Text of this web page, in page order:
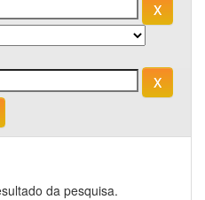
da pesquisa.